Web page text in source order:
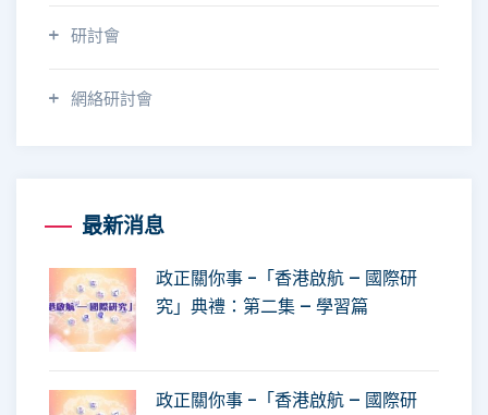
研討會
網絡研討會
最新消息
政正關你事 -「香港啟航 – 國際研
究」典禮：第二集 – 學習篇
政正關你事 -「香港啟航 – 國際研